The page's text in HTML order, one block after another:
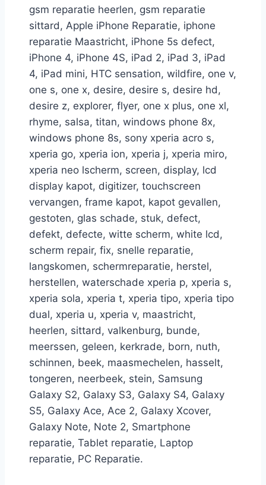
gsm reparatie heerlen, gsm reparatie
sittard, Apple iPhone Reparatie, iphone
reparatie Maastricht, iPhone 5s defect,
iPhone 4, iPhone 4S, iPad 2, iPad 3, iPad
4, iPad mini, HTC sensation, wildfire, one v,
one s, one x, desire, desire s, desire hd,
desire z, explorer, flyer, one x plus, one xl,
rhyme, salsa, titan, windows phone 8x,
windows phone 8s, sony xperia acro s,
xperia go, xperia ion, xperia j, xperia miro,
xperia neo lscherm, screen, display, lcd
display kapot, digitizer, touchscreen
vervangen, frame kapot, kapot gevallen,
gestoten, glas schade, stuk, defect,
defekt, defecte, witte scherm, white lcd,
scherm repair, fix, snelle reparatie,
langskomen, schermreparatie, herstel,
herstellen, waterschade xperia p, xperia s,
xperia sola, xperia t, xperia tipo, xperia tipo
dual, xperia u, xperia v, maastricht,
heerlen, sittard, valkenburg, bunde,
meerssen, geleen, kerkrade, born, nuth,
schinnen, beek, maasmechelen, hasselt,
tongeren, neerbeek, stein, Samsung
Galaxy S2, Galaxy S3, Galaxy S4, Galaxy
S5, Galaxy Ace, Ace 2, Galaxy Xcover,
Galaxy Note, Note 2, Smartphone
reparatie, Tablet reparatie, Laptop
reparatie, PC Reparatie.